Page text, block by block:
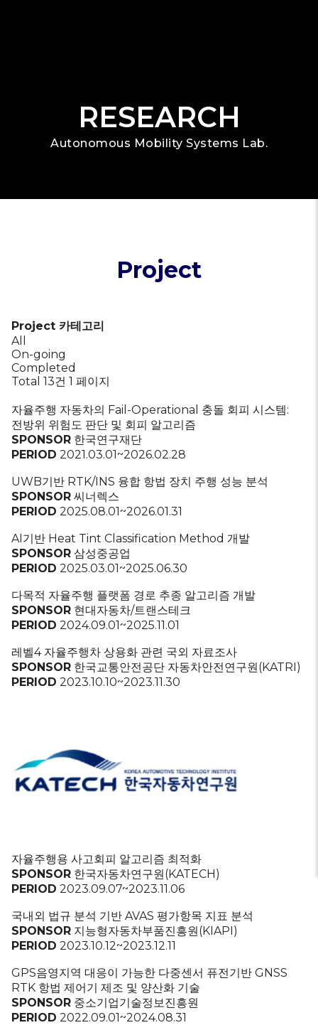
RESEARCH
Autonomous Mobility Systems Lab.
Project
Project 카테고리
All
On-going
Completed
Total 13건 1 페이지
자율주행 자동차의 Fail-Operational 충돌 회피 시스템:
전방위 위험도 판단 및 회피 알고리즘
SPONSOR한국연구재단
PERIOD 2021.03.01~2026.02.28
UWB기반 RTK/INS 융합 항법 장치 주행 성능 분석
SPONSOR씨너렉스
PERIOD 2025.08.01~2026.01.31
AI기반 Heat Tint Classification Method 개발
SPONSOR삼성중공업
PERIOD 2025.03.01~2025.06.30
다목적 자율주행 플랫폼 경로 추종 알고리즘 개발
SPONSOR현대자동차/트랜스테크
PERIOD 2024.09.01~2025.11.01
레벨4 자율주행차 상용화 관련 국외 자료조사
SPONSOR한국교통안전공단 자동차안전연구원(KATRI)
PERIOD 2023.10.10~2023.11.30
자율주행용 사고회피 알고리즘 최적화
SPONSOR한국자동차연구원(KATECH)
PERIOD 2023.09.07~2023.11.06
국내외 법규 분석 기반 AVAS 평가항목 지표 분석
SPONSOR지능형자동차부품진흥원(KIAPI)
PERIOD 2023.10.12~2023.12.11
GPS음영지역 대응이 가능한 다중센서 퓨전기반 GNSS
RTK 항법 제어기 제조 및 양산화 기술
SPONSOR중소기업기술정보진흥원
PERIOD 2022.09.01~2024.08.31